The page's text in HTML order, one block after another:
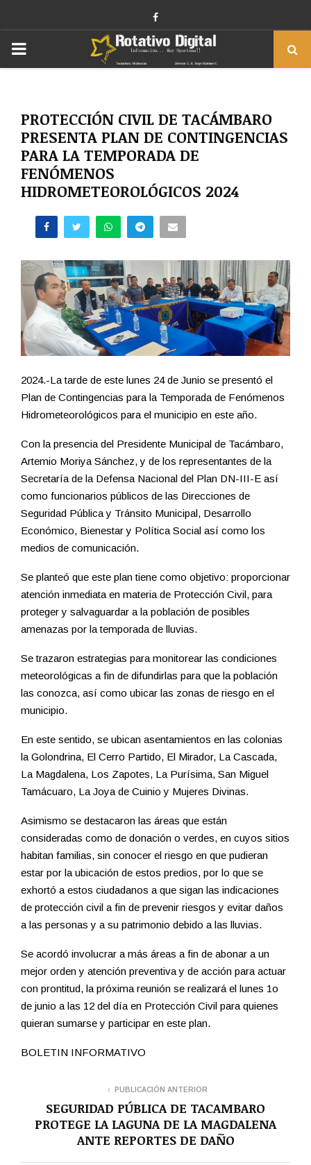
Facebook
PRIMARY
PROTECCIÓN CIVIL DE TACÁMBARO
PRESENTA PLAN DE CONTINGENCIAS
PARA LA TEMPORADA DE
FENÓMENOS
HIDROMETEOROLÓGICOS 2024
2024.-La tarde de este lunes 24 de Junio se presentó el
Plan de Contingencias para la Temporada de Fenómenos
Hidrometeorológicos para el municipio en este año.
Con la presencia del Presidente Municipal de Tacámbaro,
Artemio Moriya Sánchez, y de los representantes de la
Secretaría de la Defensa Nacional del Plan DN-III-E así
como funcionarios públicos de las Direcciones de
Seguridad Pública y Tránsito Municipal, Desarrollo
Económico, Bienestar y Política Social así como los
medios de comunicación.
Se planteó que este plan tiene como objetivo: proporcionar
atención inmediata en materia de Protección Civil, para
proteger y salvaguardar a la población de posibles
amenazas por la temporada de lluvias.
Se trazaron estrategias para monitorear las condiciones
meteorológicas a fin de difundirlas para que la población
las conozca, así como ubicar las zonas de riesgo en el
municipio.
En este sentido, se ubican asentamientos en las colonias
la Golondrina, El Cerro Partido, El Mirador, La Cascada,
La Magdalena, Los Zapotes, La Purísima, San Miguel
Tamácuaro, La Joya de Cuinio y Mujeres Divinas.
Asimismo se destacaron las áreas que están
consideradas como de donación o verdes, en cuyos sitios
habitan familias, sin conocer el riesgo en que pudieran
estar por la ubicación de estos predios, por lo que se
exhortó a estos ciudadanos a que sigan las indicaciones
de protección civil a fin de prevenir riesgos y evitar daños
a las personas y a su patrimonio debido a las lluvias.
Se acordó involucrar a más áreas a fin de abonar a un
mejor orden y atención preventiva y de acción para actuar
con prontitud, la próxima reunión se realizará el lunes 1o
de junio a las 12 del día en Protección Civil para quienes
quieran sumarse y participar en este plan.
BOLETIN INFORMATIVO
PUBLICACIÓN ANTERIOR
SEGURIDAD PÚBLICA DE TACAMBARO
PROTEGE LA LAGUNA DE LA MAGDALENA
ANTE REPORTES DE DAÑO